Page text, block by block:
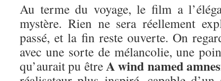
Au terme du voyage, le film a
mystère. Rien ne sera réellement
passé, et la fin reste ouverte. On
avec une sorte de mélancolie, une
qu’aurait pu êtreA windnamed